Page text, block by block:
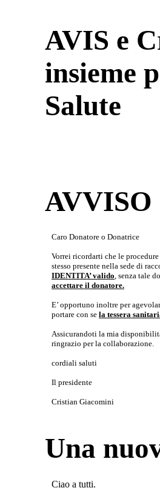
AVIS e
insieme
Salute
Caro Donatore o Donatrice
Vorrei ricordarti che le
stesso presente nella sede di
IDENTITA’ valido, senza tale
accettare il donatore.
E’ opportuno inoltre per
portare con se la tessera
Assicurandoti la mia
ringrazio per la collaborazione.
cordiali saluti
Il presidente
Cristian Giacomini
Una
Ciao a tutti.